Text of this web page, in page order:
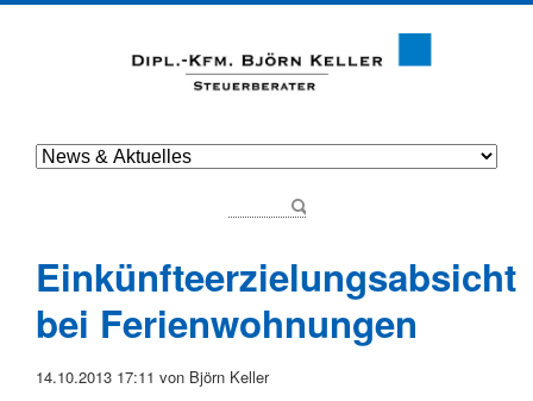
Einkünfteerzielungsabsicht
bei Ferienwohnungen
14.10.2013 17:11 von Björn Keller